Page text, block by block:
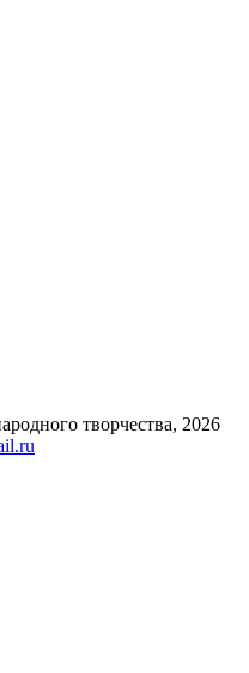
творчества, 2026